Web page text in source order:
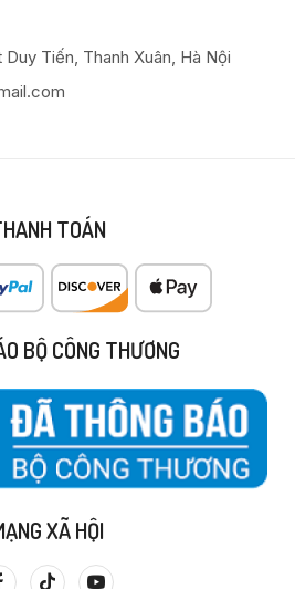
Duy Tiến, Thanh Xuân, Hà Nội
TOÁN
BỘ CÔNG THƯƠNG
XÃ HỘI